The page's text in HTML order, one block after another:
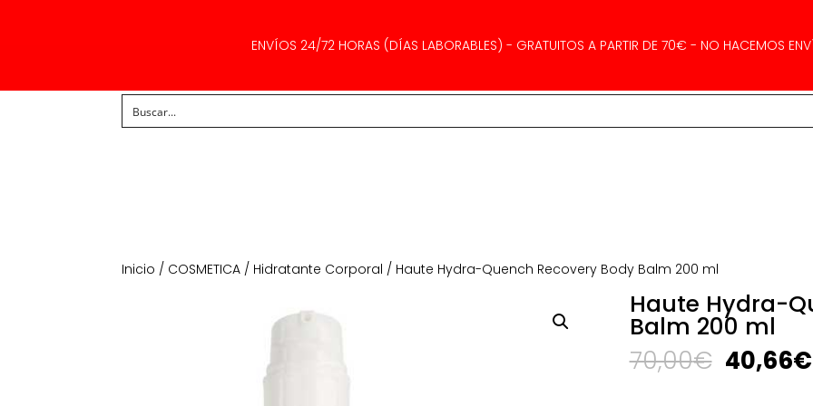
ENVÍOS 24/72 HORAS (DÍAS LABORABLES) - GRATUITOS A PARTIR DE 70€ - NO HACEMOS
Inicio / COSMETICA / Hidratante Corporal / Haute Hydra-Quench Recovery Body Balm 200 ml
Haute Hydra-
Balm 200 ml
70,00€ El
precio
40,66€El